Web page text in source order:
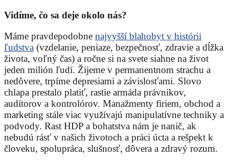
Vidíme, čo sa deje okolo nás?
Máme pravdepodobne najvyšší blahobyt v histórii
ľudstva (vzdelanie, peniaze, bezpečnosť, zdravie a dĺžka
života, voľný čas) a ročne si na svete siahne na život
jeden milión ľudí. Žijeme v permanentnom strachu a
nedôvere, trpíme depresiami a závislosťami. Slovo
chlapa prestalo platiť, rastie armáda právnikov,
audítorov a kontrolórov. Manažmenty firiem, obchod a
marketing stále viac využívajú manipulatívne techniky a
podvody. Rast HDP a bohatstva nám je nanič, ak
nebudú rásť v našich životoch a práci úcta a rešpekt k
človeku, spolupráca, slušnosť, dôvera a zdravý rozum.